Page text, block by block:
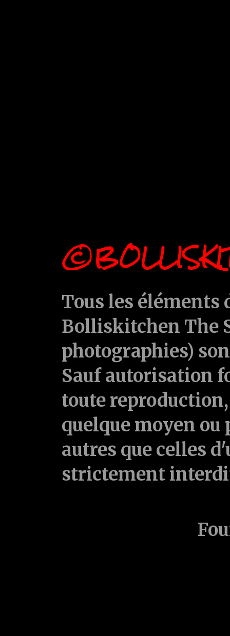
Tous les
Bolliskitchen The
photographies)
Sauf autorisation
toute
quelque moyen ou
autres que celles
strictement